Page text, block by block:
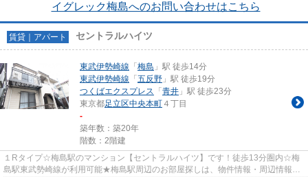
イグレック梅島へのお問い合わせはこちら
賃貸｜アパート セントラルハイツ
東武伊勢崎線 「 梅島 」駅 徒歩14分
東武伊勢崎線 「 五反野 」駅 徒歩19分
つくばエクスプレス 「 青井 」駅 徒歩23分
東京都足立区中央本町 ４丁目
-
築年数：築20年
階数：2階建
１Rタイプ☆梅島駅のマンション【セントラルハイツ】です！徒歩13分圏内☆梅
島駅東武勢崎線が利用可能★梅島駅周辺のお部屋探しは、物件情報・周辺情報満